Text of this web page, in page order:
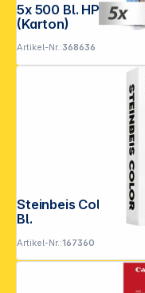
5x 500 Bl. HP Office weiß A 4, 80
(Karton)
Artikel-Nr.:368636
Steinbeis Color rosa Recyclingpapier A 4 80 g
Bl.
Artikel-Nr.:167360
Copyright © 2001 -